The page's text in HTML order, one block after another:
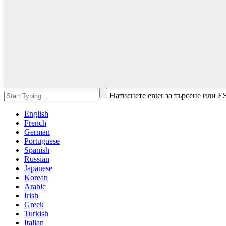
Натиснете enter за търсене или
English
French
German
Portuguese
Spanish
Russian
Japanese
Korean
Arabic
Irish
Greek
Turkish
Italian